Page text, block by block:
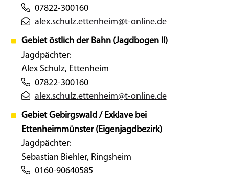
07822-300160
alex.schulz.ettenheim@t-online.de
Gebiet östlich der Bahn (Jagdbogen II)
Jagdpächter:
Alex Schulz, Ettenheim
07822-300160
alex.schulz.ettenheim@t-online.de
Gebiet Gebirgswald / Exklave bei
Ettenheimmünster (Eigenjagdbezirk)
Jagdpächter:
Sebastian Biehler, Ringsheim
0160-90640585